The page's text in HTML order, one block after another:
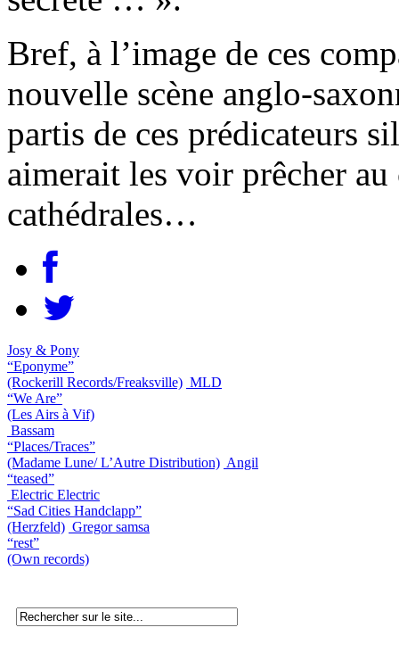
Bref, à l’image de ces
nouvelle scène anglo-
partis de ces prédicateurs
aimerait les voir prêcher
cathédrales…
Josy & Pony
“Eponyme”
(Rockerill Records/Freaksville) MLD
“We Are”
(Les Airs à Vif)
Bassam
“Places/Traces”
(Madame Lune/ L’Autre Distribution) Angil
“teased”
Electric Electric
“Sad Cities Handclapp”
(Herzfeld) Gregor samsa
“rest”
(Own records)